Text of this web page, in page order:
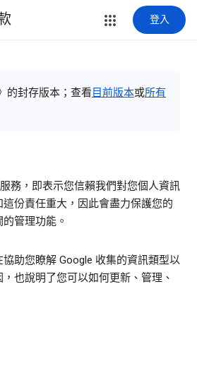
登入
的封存版本；查看 目前版本或所有
務，即表示您信賴我們對您個人資訊
份責任重大，因此會盡力保護您的
管理功能。
助您瞭解 Google 收集的資訊類型以
也說明了您可以如何更新、管理、